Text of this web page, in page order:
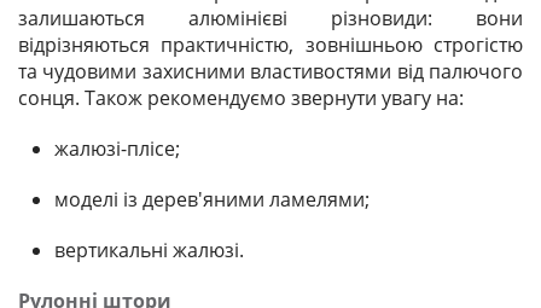
залишаються алюмінієві різновиди: вони
відрізняються практичністю, зовнішньою строгістю
та чудовими захисними властивостями від палючого
сонця. Також рекомендуємо звернути увагу на:
жалюзі-плісе;
моделі із дерев'яними ламелями;
вертикальні жалюзі.
Рулонні штори